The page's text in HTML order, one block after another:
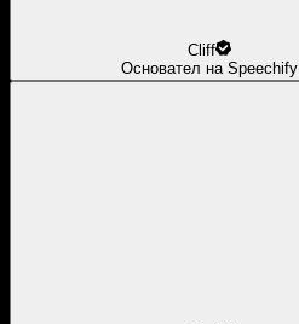
Cliff
Основател на Speechify